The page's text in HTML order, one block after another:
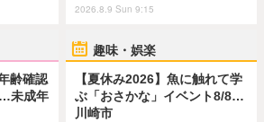
2026.8.9 Sun 9:15
齢確認
未成年
趣味・娯楽
【夏休み2026】魚に触れて学
ぶ「おさかな」イベント8/8…
川崎市